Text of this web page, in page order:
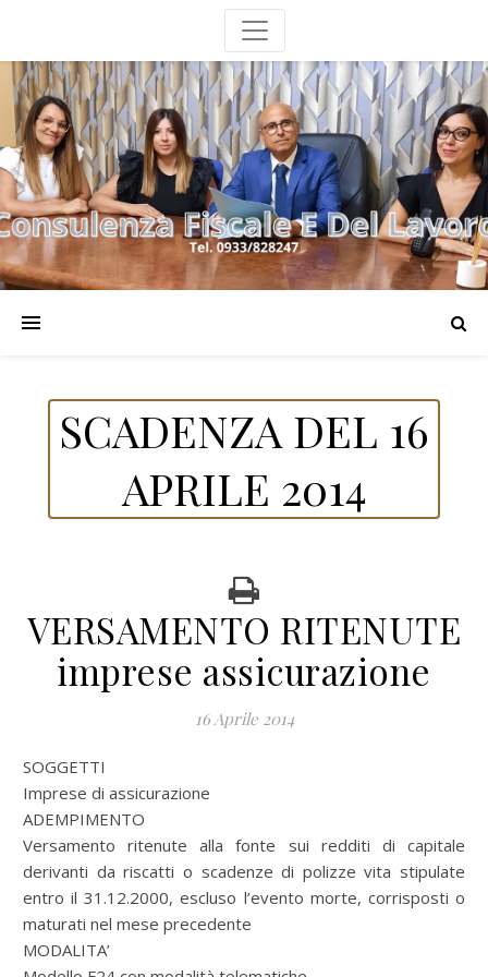
SCADENZA DEL 16
APRILE 2014
VERSAMENTO RITENUTE
imprese assicurazione
16 Aprile 2014
SOGGETTI
Imprese di assicurazione
ADEMPIMENTO
Versamento ritenute alla fonte sui redditi di capitale
derivanti da riscatti o scadenze di polizze vita stipulate
entro il 31.12.2000, escluso l’evento morte, corrisposti o
maturati nel mese precedente
MODALITA’